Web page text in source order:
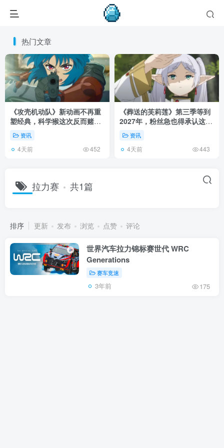
热门文章
《攻壳机动队》新动画不再重
塑经典，科学猴这次反而赌对
了！资讯
4天前 452
《葬送的芙莉莲》第三季等到
2027年，粉丝急也得承认这次
慢得有道理！
资讯
4天前 443
拉力赛 共1篇
排序 更新 发布 浏览 点赞 评论
世界汽车拉力锦标赛世代 WRC
Generations
赛车竞速
3年前 175